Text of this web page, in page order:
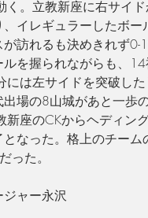
。立教新座に右サイ
、イレギュラーしたボ
訪れるも決めきれず0-1
を握られながらも、
は左サイドを突破した
出場の8山城があと一歩
座のCKからヘディン
なった。格上のチー
った。
ャー永沢